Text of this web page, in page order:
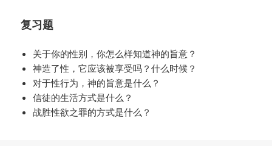
复习题
关于你的性别，你怎么样知道神的旨意？
神造了性，它应该被享受吗？什么时候？
对于性行为，神的旨意是什么？
信徒的生活方式是什么？
战胜性欲之罪的方式是什么？